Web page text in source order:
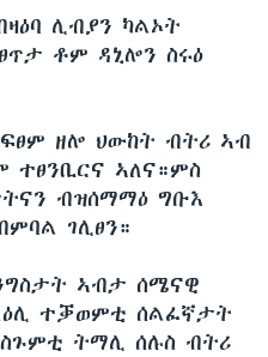
ሊብያን ካልኦት
ቶም ዳኒሎን ስሩዕ
ዘሎ ህውከት ብትሪ ኣብ
ተፀንቢርና ኣለና።ምስ
ብዝሰማማዕ ግቡእ
ገሊፀን።
ኣብታ ሰሜናዊ
ተቓወምቲ ሰልፈኛታት
ትማሊ ሰሉስ ብትሪ